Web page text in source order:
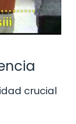
crucial